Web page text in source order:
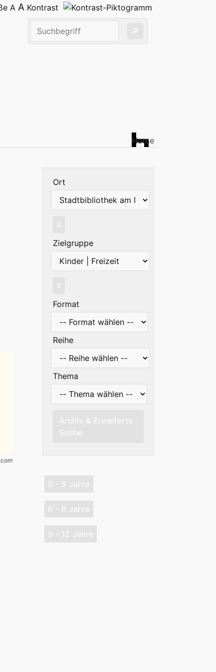
A A Kontrast
Home
Ort
X
Zielgruppe
X
Format
Reihe
Thema
Archiv & Erweiterte
Suche
0 - 5 Jahre
6 - 8 Jahre
9 - 12 Jahre